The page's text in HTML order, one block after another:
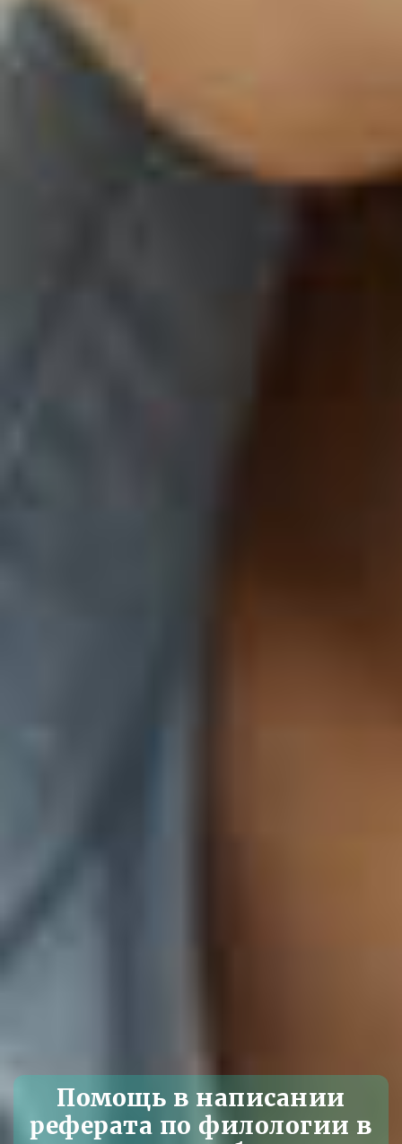
Помощь в написании
реферата по филологии в